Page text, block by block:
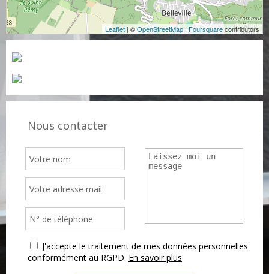
Leaflet | ©OpenStreetMap|Foursquarecontributors
Nous contacter
J'accepte le traitement de mes données personnelles
conformément au RGPD. En savoir plus